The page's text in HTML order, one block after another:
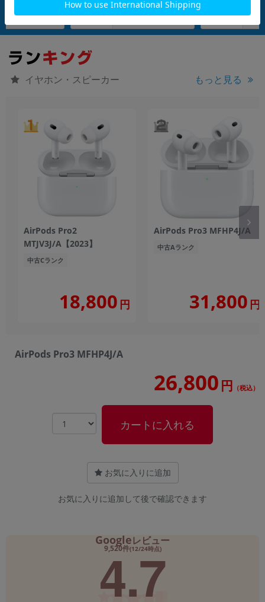
28,800 中古Aランク 31,800 中古Cランク
イヤホン・スピーカー もっと見る
AirPods Pro2
MTJV3J/A【2023】
中古Cランク
18,800 円
AirPods Pro3 MFHP4J/A
中古Aランク
31,800 円
AirPods Pro3 MFHP4J/A
26,800 円 （税込）
カートに入れる
お気に入りに追加
お気に入りに追加して後で確認できます
Googleレビュー
9,520件(12/24時点)
4.7